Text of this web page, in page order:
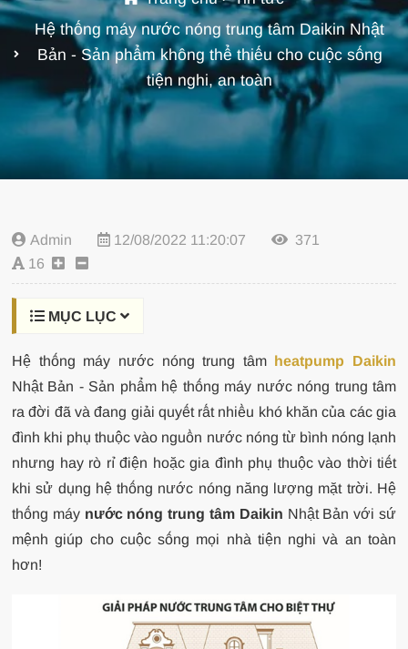
Hệ thống máy nước nóng trung tâm Daikin Nhật
Bản - Sản phẩm không thể thiếu cho cuộc sống
tiện nghi, an toàn
Admin 12/08/2022 11:20:07
371
16
MỤC LỤC
Hệ thống máy nước nóng trung tâm heatpump Daikin
Nhật Bản - Sản phẩm hệ thống máy nước nóng trung tâm
ra đời đã và đang giải quyết rất nhiều khó khăn của các gia
đình khi phụ thuộc vào nguồn nước nóng từ bình nóng lạnh
nhưng hay rò rỉ điện hoặc gia đình phụ thuộc vào thời tiết
khi sử dụng hệ thống nước nóng năng lượng mặt trời. Hệ
thống máy nước nóng trung tâm Daikin Nhật Bản với sứ
mệnh giúp cho cuộc sống mọi nhà tiện nghi và an toàn
hơn!